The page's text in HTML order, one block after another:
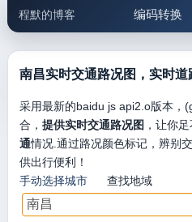
程默的博客 编码转换
邮件工具 生活便民
5.1支付宝
南昌实时交通路况图，实时道
采用最新的baidu js api2.o版本，
合， 提供实时交通路况图 ，让你
通情况.通过路况颜色标记，辨别
供出行便利！
手动选择城市
查找地域